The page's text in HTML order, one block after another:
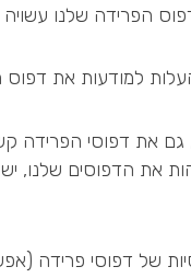
הפרידה שלנו
למודעות את
גם את דפוסי הפרידה
את הדפוסים שלנו,
של דפוסי פרידה